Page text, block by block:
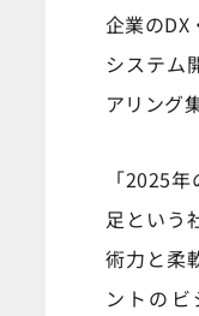
企業のDX
システム
アリング
「2025
足という
術力と柔
ントの